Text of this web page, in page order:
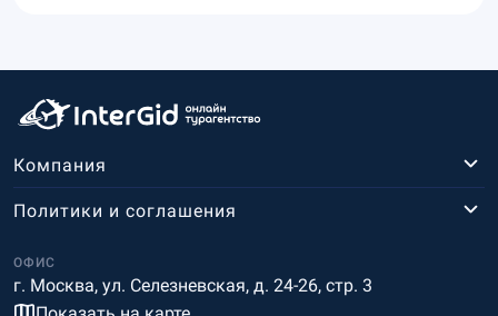
Компания
ОФИС
г. Москва, ул. Селезневская, д. 24-26, стр. 3
Политики и соглашения